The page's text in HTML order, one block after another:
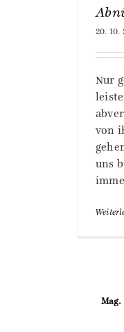
20. 10.
Nur
von
uns
Mag.